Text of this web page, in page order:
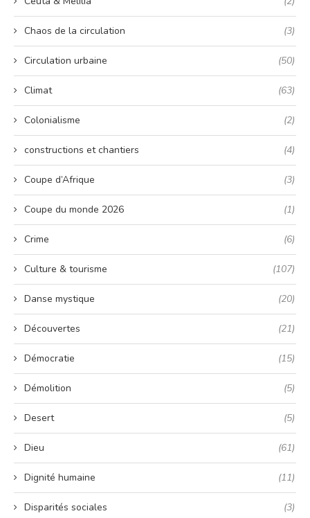
Chaos de la circulation (3)
Circulation urbaine (50)
Climat (63)
Colonialisme (2)
constructions et chantiers (4)
Coupe d’Afrique (3)
Coupe du monde 2026 (1)
Crime (6)
Culture & tourisme (107)
Danse mystique (20)
Découvertes (21)
Démocratie (15)
Démolition (5)
Desert (5)
Dieu (61)
Dignité humaine (11)
Disparités sociales (3)